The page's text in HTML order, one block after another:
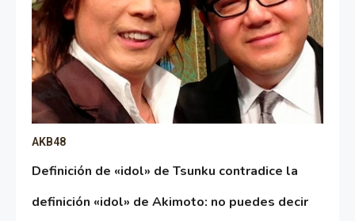
AKB48
Definición de «idol» de Tsunku contradice la
definición «idol» de Akimoto: no puedes decir